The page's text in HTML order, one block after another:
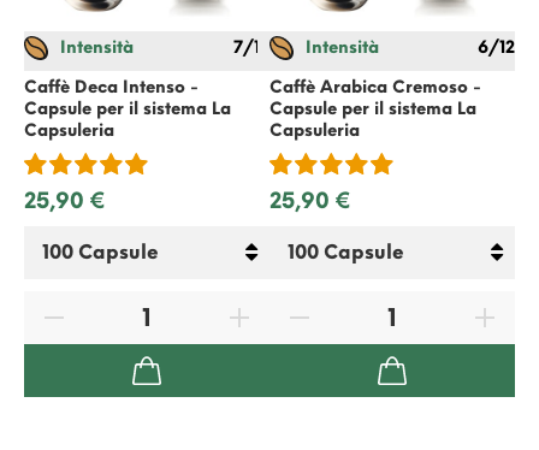
Intensità
7/12
Caffè Deca Intenso -
Capsule per il sistema La
Capsuleria
25,90 €
Intensità
6/12
Caffè Arabica Cremoso -
Capsule per il sistema La
Capsuleria
25,90 €